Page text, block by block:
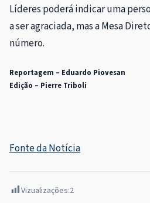
Líderes poderá indicar uma
a ser agraciada, mas a Mesa
número.
Reportagem – Eduardo Piovesan
Edição – Pierre Triboli
Fonte da Notícia
Vizualizações:2